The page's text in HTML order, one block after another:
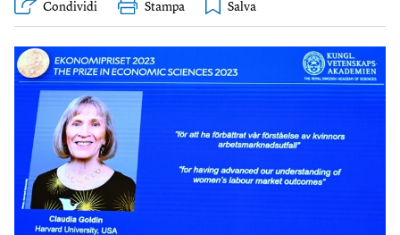
Condividi Stampa